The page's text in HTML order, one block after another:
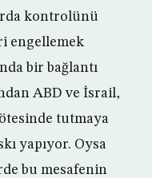
kontrolünü
engellemek
bir bağlantı
ABD ve İsrail,
tutmaya
yapıyor. Oysa
bu mesafenin